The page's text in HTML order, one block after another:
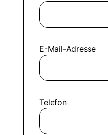
E-Mail-Adresse
Telefon